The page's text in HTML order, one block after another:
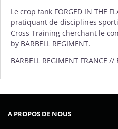
Le crop tank FORGED IN THE
pratiquant de disciplines
Cross Training cherchant le
by BARBELL REGIMENT.
BARBELL REGIMENT FRANCE //
A PROPOS DE NOUS